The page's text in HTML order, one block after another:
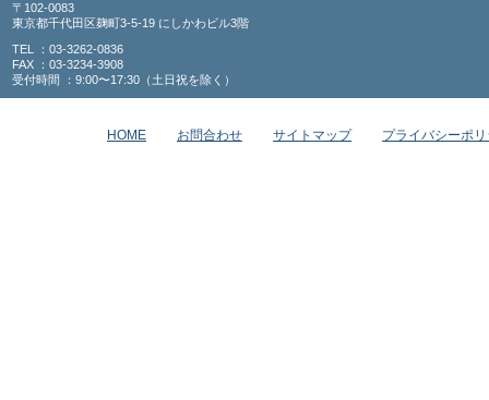
〒102-0083
東京都千代田区麹町3-5-19 にしかわビル3階
TEL ：03-3262-0836
FAX ：03-3234-3908
受付時間 ：9:00〜17:30（土日祝を除く）
HOME お問合わせ サイトマップ プライバシーポ